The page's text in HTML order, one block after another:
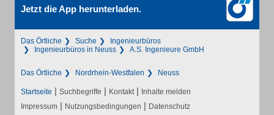
Jetzt die App herunterladen.
Das Örtliche Suche
Ingenieurbüros
Ingenieurbüros in Neuss
A.S. Ingenieure GmbH
Das Örtliche Nordrhein-Westfalen Neuss
Startseite | Suchbegriffe | Kontakt | Inhalte melden
Impressum | Nutzungsbedingungen | Datenschutz